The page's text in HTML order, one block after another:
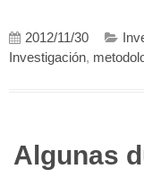
2012/11/30
Investigación,
Algunas